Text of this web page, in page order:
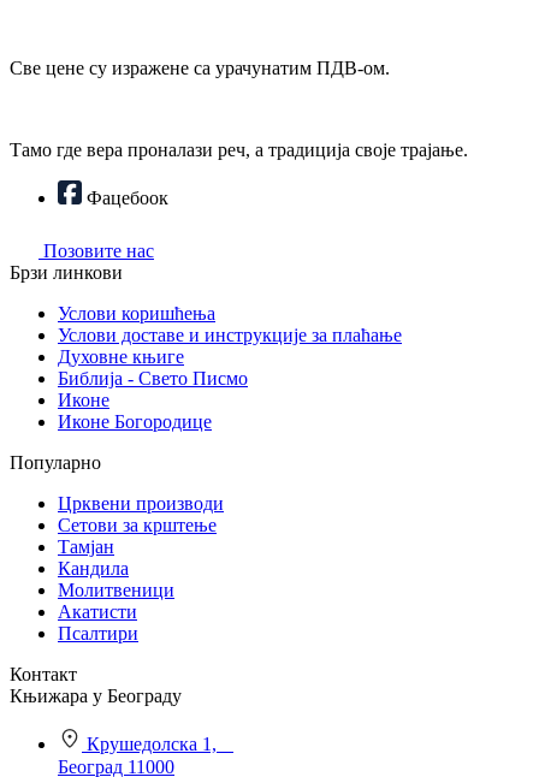
Све цене су изражене са урачунатим ПДВ-ом.
Тамо где вера проналази реч, а традиција своје трајање.
Фацебоок
Позовите нас
Брзи линкови
Услови коришћења
Услови доставе и инструкције за плаћање
Духовне књиге
Библија - Свето Писмо
Иконе
Иконе Богородице
Популарно
Црквени производи
Сетови за крштење
Тамјан
Кандила
Молитвеници
Акатисти
Псалтири
Контакт
Књижара у Београду
Крушедолска 1,
Београд 11000